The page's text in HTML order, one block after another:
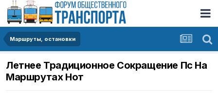
Маршруты, остановки
Летнее Традиционное Сокращение Пс На
Маршрутах Нот